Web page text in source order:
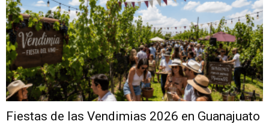
Fiestas de las Vendimias 2026 en Guanajuato